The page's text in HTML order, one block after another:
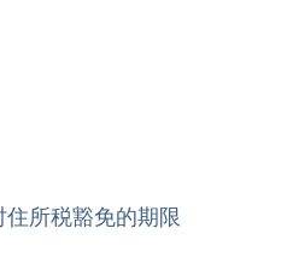
所税豁免的期限